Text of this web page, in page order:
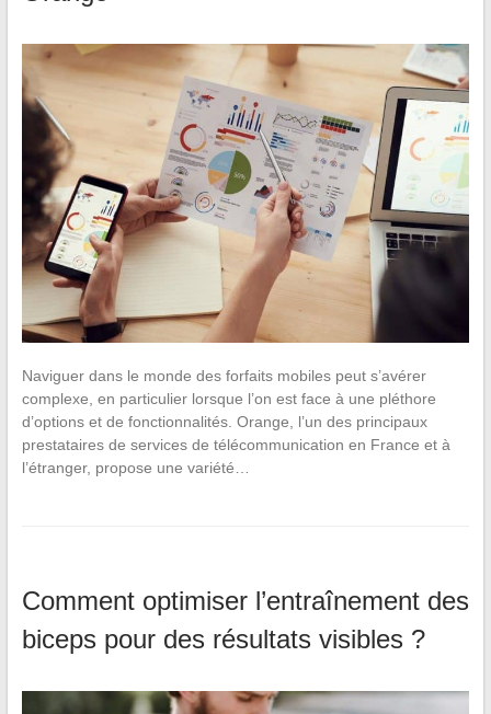
Naviguer dans le monde des forfaits mobiles peut s’avérer
complexe, en particulier lorsque l’on est face à une pléthore
d’options et de fonctionnalités. Orange, l’un des principaux
prestataires de services de télécommunication en France et à
l’étranger, propose une variété…
Comment optimiser l’entraînement des
biceps pour des résultats visibles ?